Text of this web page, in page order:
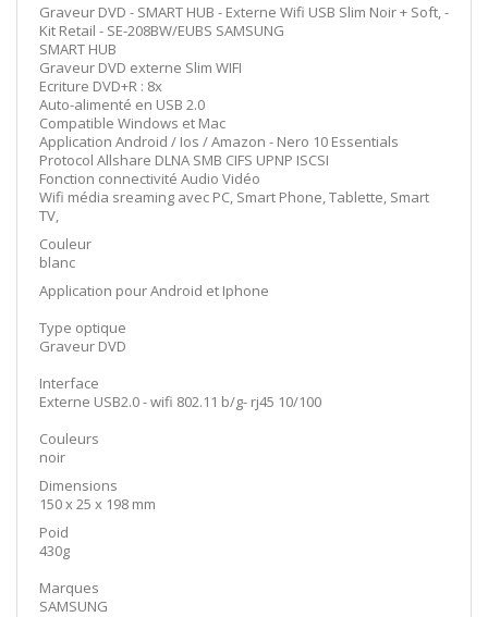
Graveur DVD - SMART HUB - Externe Wifi USB Slim Noir + Soft, -
Kit Retail - SE-208BW/EUBS SAMSUNG
SMART HUB
Graveur DVD externe Slim WIFI
Ecriture DVD+R : 8x
Auto-alimenté en USB 2.0
Compatible Windows et Mac
Application Android / Ios / Amazon - Nero 10 Essentials
Protocol Allshare DLNA SMB CIFS UPNP ISCSI
Fonction connectivité Audio Vidéo
Wifi média sreaming avec PC, Smart Phone, Tablette, Smart
TV,
Couleur
blanc
Application pour Android et Iphone
Type optique
Graveur DVD
Interface
Externe USB2.0 - wifi 802.11 b/g- rj45 10/100
Couleurs
noir
Dimensions
150 x 25 x 198 mm
Poid
430g
Marques
SAMSUNG